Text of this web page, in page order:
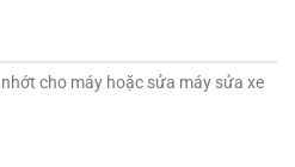
cho máy hoặc sửa máy sửa xe